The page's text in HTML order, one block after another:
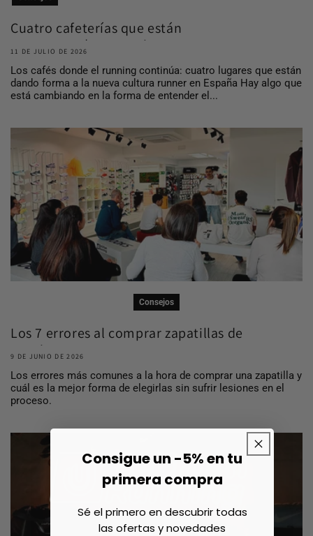
Cuatro cafeterías que están
construyendo comuni...
11 DE JULIO DE 2026
Los cafés donde el running continúa: cuatro lugares que están
dando forma a la nueva cultura runner en España Hay algo que
está cambiando en la forma de entender el...
Consejos
Los 7 errores al comprar zapatillas de
running ...
9 DE JUNIO DE 2026
Los errores más comunes a la hora de comprar una zapatilla y
cuál es la mejor forma de elegirlas sin sufrir lesiones en el
proceso.
Consigue un -5% en tu
primera compra
Sé el primero en descubrir todas
las ofertas y novedades